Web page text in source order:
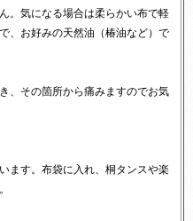
。気になる場合は柔らかい布で軽
、お好みの天然油（椿油など）で
、その箇所から痛みますのでお気
ます。布袋に入れ、桐タンスや楽